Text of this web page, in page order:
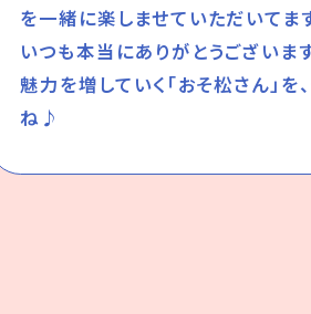
を一緒に楽しませていただいてま
いつも本当にありがとうございま
魅力を増していく「おそ松さん」を
ね♪